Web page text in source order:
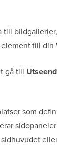
till bildgallerier,
till din
gå till
som